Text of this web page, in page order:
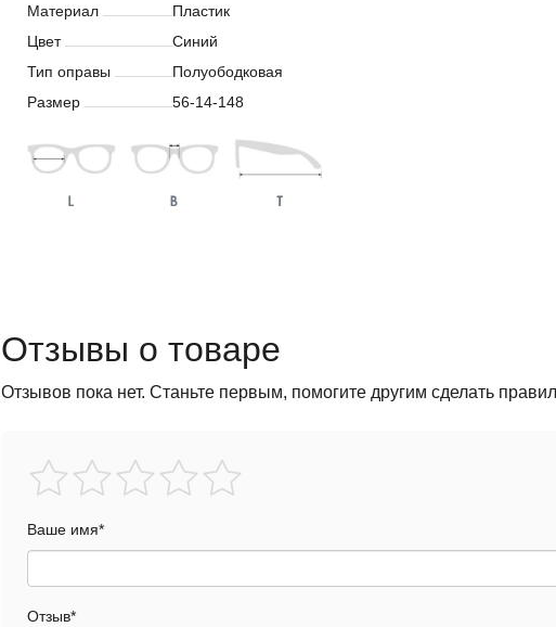
Материал
Пластик
Цвет
Синий
Тип оправы
Полуободковая
Размер
56-14-148
Отзывы о товаре
Отзывов пока нет. Станьте первым, помогите другим сделать
Ваше имя*
Отзыв*